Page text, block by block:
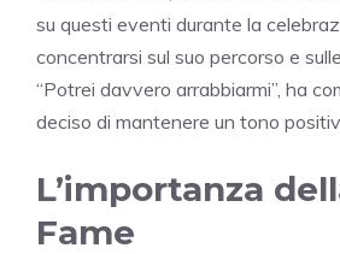
su questi eventi durante la
concentrarsi sul suo percorso e
“Potrei davvero arrabbiarmi”, ha
deciso di mantenere un tono
L’importanza
Fame